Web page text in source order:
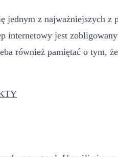
jednym z najważniejszych z
internetowy jest
również pamiętać o tym,